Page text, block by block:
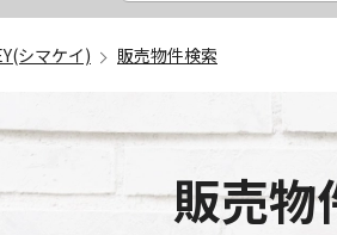
シマケイ) 販売物件検索
販売物